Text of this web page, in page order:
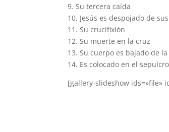
9. Su tercera caída
10. Jesús es despojado de
11. Su crucifixión
12. Su muerte en la cruz
13. Su cuerpo es bajado de
14. Es colocado en el sepulcro
[gallery-slideshow ids=»file»